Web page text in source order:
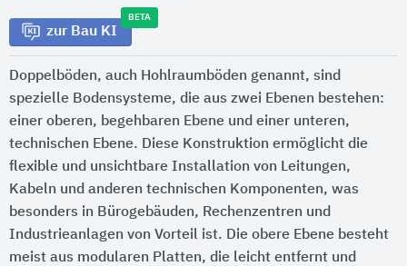
zur Bau KI
BETA
Doppelböden, auch Hohlraumböden genannt, sind
spezielle Bodensysteme, die aus zwei Ebenen bestehen:
einer oberen, begehbaren Ebene und einer unteren,
technischen Ebene. Diese Konstruktion ermöglicht die
flexible und unsichtbare Installation von Leitungen,
Kabeln und anderen technischen Komponenten, was
besonders in Bürogebäuden, Rechenzentren und
Industrieanlagen von Vorteil ist. Die obere Ebene besteht
meist aus modularen Platten, die leicht entfernt und